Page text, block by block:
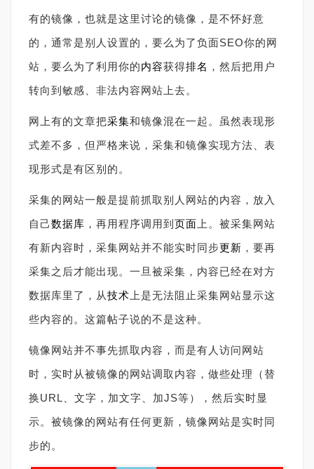
有的镜像，也就是这里讨论的镜像，是不怀好意
的，通常是别人设置的，要么为了负面SEO你的网
站，要么为了利用你的内容获得排名 ，然后把用户
转向到敏感、非法内容网站上去。
网上有的文章把采集和镜像混在一起。虽然表现形
式差不多，但严格来说，采集和镜像实现方法、表
现形式是有区别的。
采集的网站一般是提前抓取别人网站的内容，放入
自己数据库 ，再用程序调用到 页面 上。被采集网站
有新内容时，采集网站并不能实时同步更新 ，要再
采集之后才能出现。一旦被采集，内容已经在对方
数据库里了，从技术 上是无法阻止采集网站显示这
些内容的。这篇帖子说的不是这种。
镜像网站并不事先抓取内容，而是有人访问网站
时，实时从被镜像的网站调取内容，做些处理（替
换URL、文字，加文字、加JS等），然后实时显
示。被镜像的网站有任何更新，镜像网站是实时同
步的。